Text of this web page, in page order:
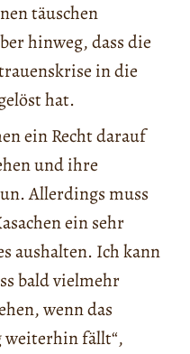
täuschen
hinweg, dass die
in die
hat.
ein Recht darauf
und ihre
Allerdings muss
ein sehr
aushalten. Ich kann
bald vielmehr
wenn das
weiterhin fällt“,